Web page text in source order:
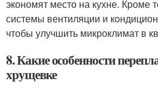
экономят место на кухне. Кроме
системы вентиляции и
чтобы улучшить микроклимат в
8. Какие особенности
хрущевке